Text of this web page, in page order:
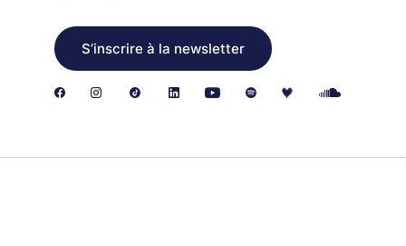
S’inscrire à la newsletter